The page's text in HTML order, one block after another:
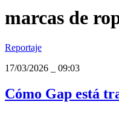
marcas de
Reportaje
17/03/2026
09:03
Cómo Gap está